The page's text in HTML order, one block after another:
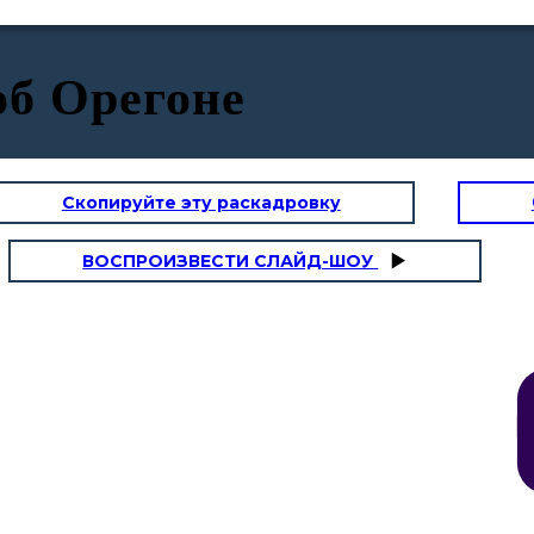
Орегоне
Скопируйте эту раскадровку
ВОСПРОИЗВЕСТИ СЛАЙД-ШОУ